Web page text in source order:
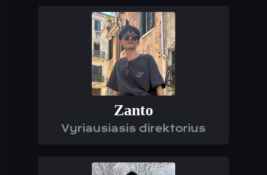
Zanto
Vyriausiasis direktorius